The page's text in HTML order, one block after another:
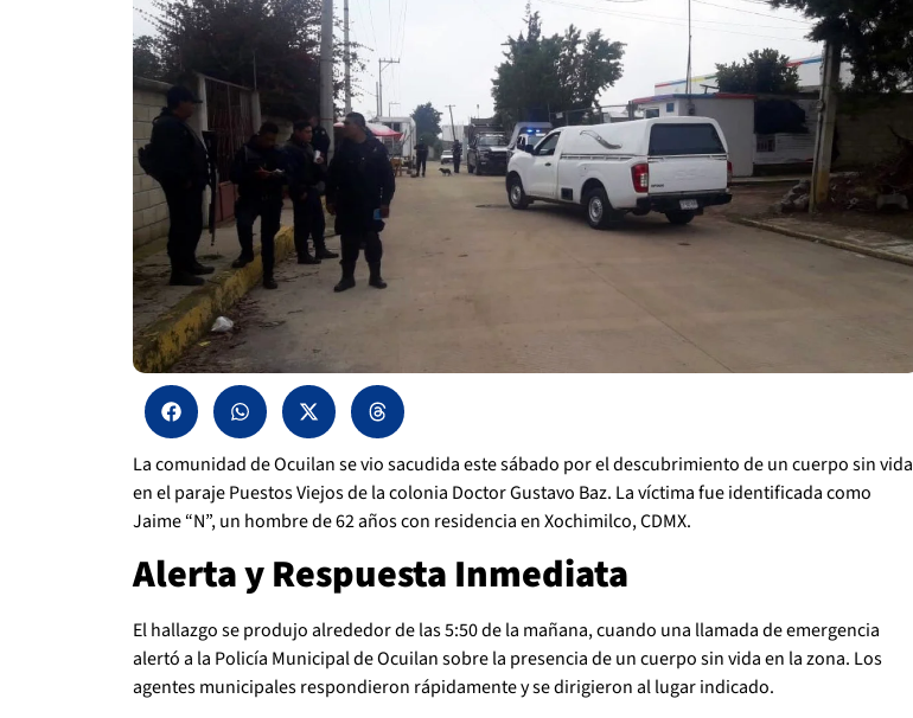
La comunidad de Ocuilan se vio sacudida este sábado por el descubrimiento de un cuerpo sin vida
en el paraje Puestos Viejos de la colonia Doctor Gustavo Baz. La víctima fue identificada como
Jaime “N”, un hombre de 62 años con residencia en Xochimilco, CDMX.
Alerta y Respuesta Inmediata
El hallazgo se produjo alrededor de las 5:50 de la mañana, cuando una llamada de emergencia
alertó a la Policía Municipal de Ocuilan sobre la presencia de un cuerpo sin vida en la zona. Los
agentes municipales respondieron rápidamente y se dirigieron al lugar indicado.